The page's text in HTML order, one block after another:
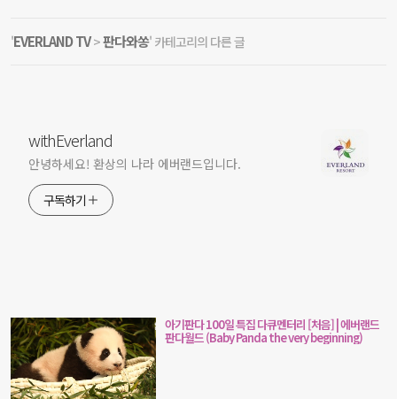
'EVERLAND TV>판다와쏭' 카테고리의 다른 글
withEverland
안녕하세요! 환상의 나라 에버랜드입니다.
구독하기
아기판다 100일 특집 다큐멘터리 [처음] | 에버랜드
판다월드 (Baby Panda the very beginning)